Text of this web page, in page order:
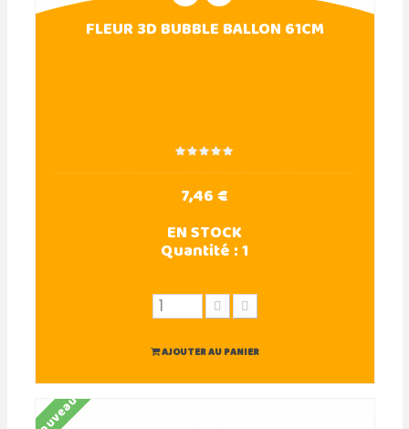
FLEUR 3D BUBBLE BALLON 61CM
7,46 €
EN STOCK
Quantité :1
AJOUTER AU PANIER